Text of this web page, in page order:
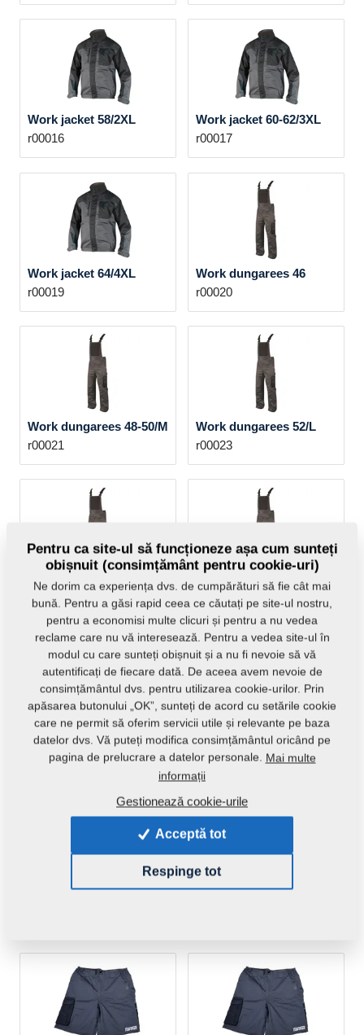
Work jacket 58/2XL
r00016
Work jacket 60-62/3XL
r00017
Work jacket 64/4XL
r00019
Work dungarees 46
r00020
Work dungarees 48-50/M
r00021
Work dungarees 52/L
r00023
Work dungarees 54-
56/XL
Work dungarees 58
r00026
Work shorts 46
r00040
Work shorts 48
r00041
Pentru ca site-ul să funcționeze așa cum sunteți
obișnuit (consimțământ pentru cookie-uri)
Ne dorim ca experiența dvs. de cumpărături să fie cât mai
bună. Pentru a găsi rapid ceea ce căutați pe site-ul nostru,
pentru a economisi multe clicuri și pentru a nu vedea
reclame care nu vă interesează. Pentru a vedea site-ul în
modul cu care sunteți obișnuit și a nu fi nevoie să vă
autentificați de fiecare dată. De aceea avem nevoie de
consimțământul dvs. pentru utilizarea cookie-urilor. Prin
apăsarea butonului „OK”, sunteți de acord cu setările cookie
care ne permit să oferim servicii utile și relevante pe baza
datelor dvs. Vă puteți modifica consimțământul oricând pe
pagina de prelucrare a datelor personale. Mai multe
informații
Gestionează cookie-urile
Acceptă tot
Respinge tot